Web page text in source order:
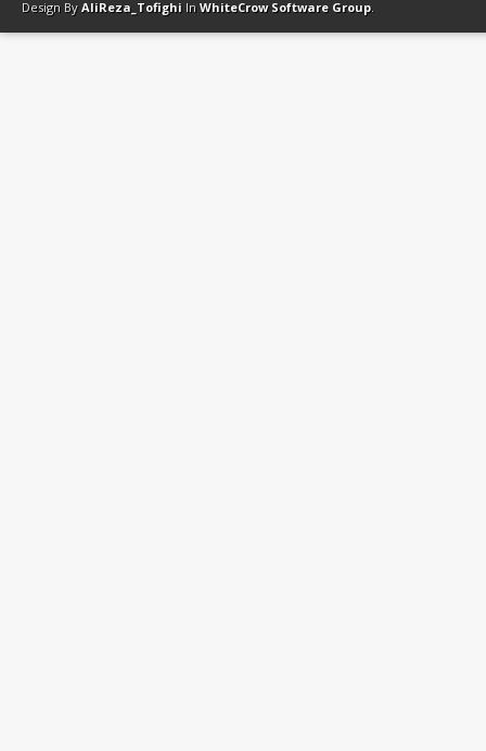
Design By AliReza_Tofighi In WhiteCrow Software Group.